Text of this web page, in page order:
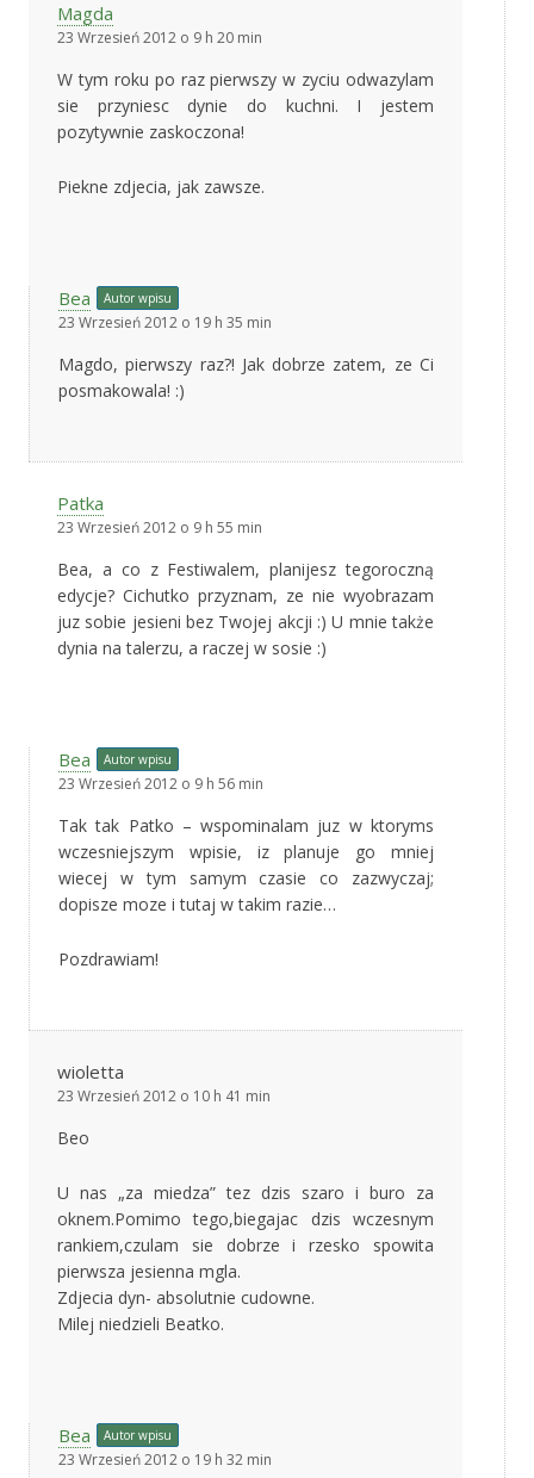
Magda
23 Wrzesień 2012 o 9 h 20 min
W tym roku po raz pierwszy w zyciu odwazylam
sie przyniesc dynie do kuchni. I jestem
pozytywnie zaskoczona!
Piekne zdjecia, jak zawsze.
Bea Autor wpisu
23 Wrzesień 2012 o 19 h 35 min
Magdo, pierwszy raz?! Jak dobrze zatem, ze Ci
posmakowala! :)
Patka
23 Wrzesień 2012 o 9 h 55 min
Bea, a co z Festiwalem, planijesz tegoroczną
edycje? Cichutko przyznam, ze nie wyobrazam
juz sobie jesieni bez Twojej akcji :) U mnie także
dynia na talerzu, a raczej w sosie :)
Bea Autor wpisu
23 Wrzesień 2012 o 9 h 56 min
Tak tak Patko – wspominalam juz w ktoryms
wczesniejszym wpisie, iz planuje go mniej
wiecej w tym samym czasie co zazwyczaj;
dopisze moze i tutaj w takim razie…
Pozdrawiam!
wioletta
23 Wrzesień 2012 o 10 h 41 min
Beo
U nas „za miedza” tez dzis szaro i buro za
oknem.Pomimo tego,biegajac dzis wczesnym
rankiem,czulam sie dobrze i rzesko spowita
pierwsza jesienna mgla.
Zdjecia dyn- absolutnie cudowne.
Milej niedzieli Beatko.
Bea Autor wpisu
23 Wrzesień 2012 o 19 h 32 min